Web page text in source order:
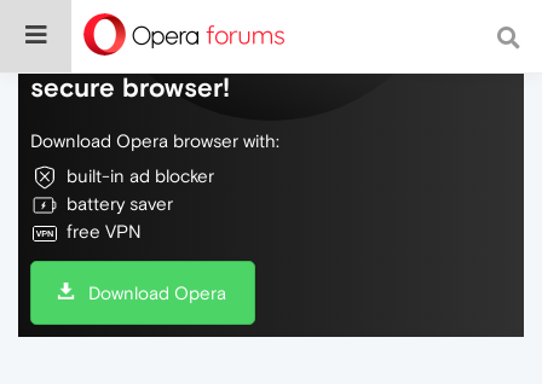
Do more on the web, with a fast and
secure browser!
Download Opera browser with:
built-in ad blocker
battery saver
free VPN
Download Opera